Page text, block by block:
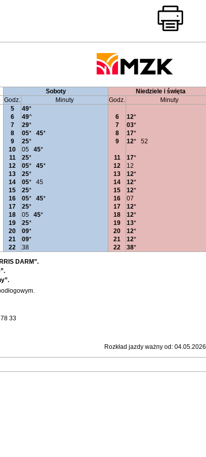
Soboty
Niedziele i święta
Godz. Minuty Godz.
Minuty
5 49*
6 49^ 6 12*
7 29* 7 03*
8 05* 45* 8 17*
9 25* 9 12*
52
10 05 45*
11 25* 11 17*
12 05* 45* 12
12
13 25* 13 12*
14 05* 45 14 12*
15 25* 15 12*
16 05* 45* 16
07
17 25* 17 12*
18 05 45* 18 12*
19 25* 19 13*
20 09* 20 12*
21 09* 21 12*
22 38 22 38*
DARM”.
33
Rozkład jazdy ważny od: 04.05.2026